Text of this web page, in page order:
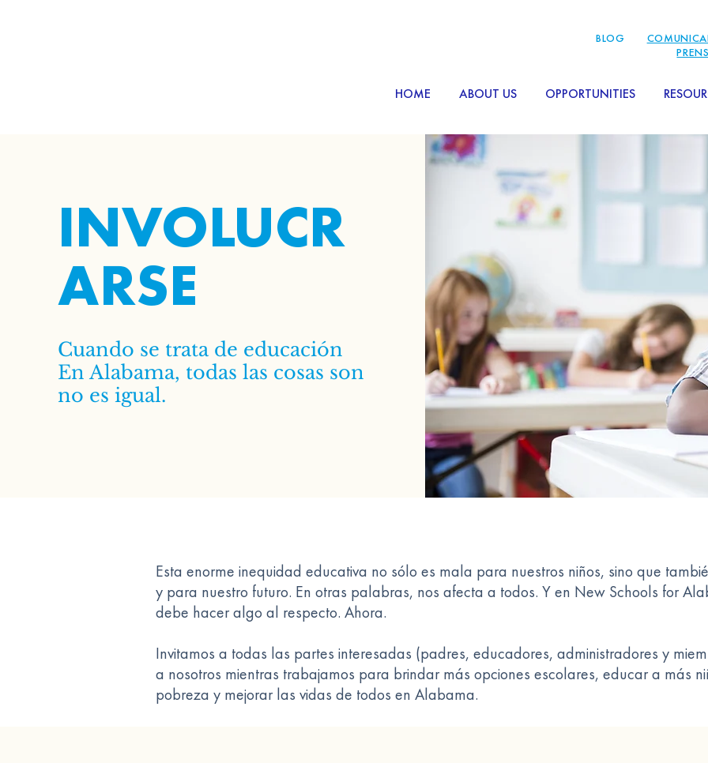
BLOG
HOME ABOUT US OPPORTUNITIES
INVOLUCR
ARSE
Cuando se trata de educación
En Alabama, todas las cosas son
no es igual.
Esta enorme inequidad educativa no sólo es mala para nuestros niños, sino que
y para nuestro futuro. En otras palabras, nos afecta a todos. Y en New Schools for
debe hacer algo al respecto. Ahora.
Invitamos a todas las partes interesadas (padres, educadores, administradores y
a nosotros mientras trabajamos para brindar más opciones escolares, educar a más
pobreza y mejorar las vidas de todos en Alabama.